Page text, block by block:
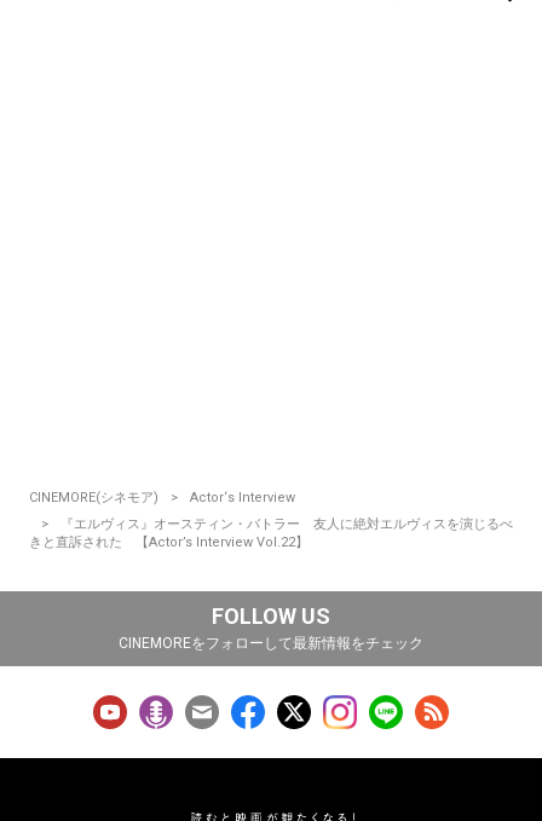
CINEMORE(シネモア)
Actor‘s Interview
『エルヴィス』オースティン・バトラー 友人に絶対エルヴィスを演じるべ
きと直訴された 【Actor’s Interview Vol.22】
FOLLOW US
CINEMOREをフォローして最新情報をチェック